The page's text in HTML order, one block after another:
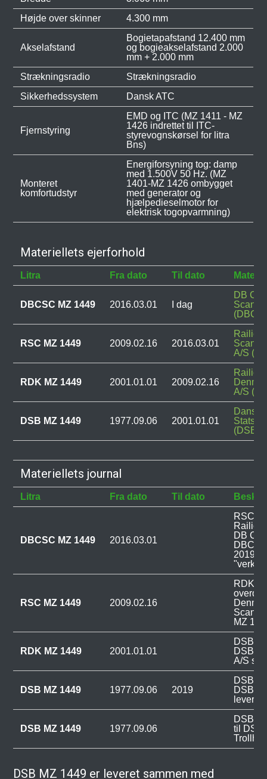
Højde over skinner
4.300 mm
Akselafstand
Bogietapafstand 12.400 mm
og bogieakselafstand 2.000
mm + 2.000 mm
Strækningsradio
Strækningsradio
Sikkerhedssystem
Dansk ATC
Fjernstyring
EMD og ITC (MZ 1411 - MZ
1426 indrettet til ITC-
styrevognskørsel for litra
Bns)
Monteret
komfortudstyr
Energiforsyning tog: damp
med 1.500V 50 Hz. (MZ
1401-MZ 1426 ombygget
med generator og
hjælpedieselmotor for
elektrisk togopvarmning)
Materiellets ejerforhold
Litra Fra dato Til dato
DBCSC MZ 1449 2016.03.01 I dag
DB
RSC MZ 1449 2009.02.16 2016.03.01
Railion
A/S
RDK MZ 1449 2001.01.01 2009.02.16
Railion
A/S
DSB MZ 1449 1977.09.06 2001.01.01
Danske
(DSB)
Materiellets journal
Litra Fra dato Til dato
DBCSC MZ 1449 2016.03.01
RSC
Railion
DB
2019
RSC MZ 1449 2009.02.16
RDK
MZ
RDK MZ 1449 2001.01.01
DSB
DSB til
A/S
DSB MZ 1449 1977.09.06 2019
DSB
DSB
DSB MZ 1449 1977.09.06
DSB
til DSB
DSB MZ 1449 er leveret sammen med